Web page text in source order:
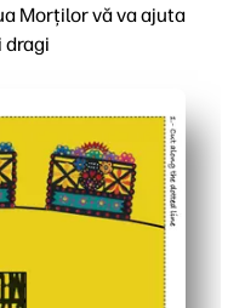
Morților vă va ajuta
dragi